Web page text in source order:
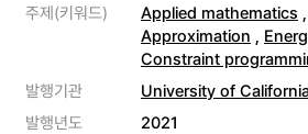
주제(키워드) Applied mathematics ,
Approximation ,
Constraint
발행기관
University of
발행년도
2021